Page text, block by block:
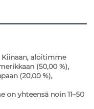
aloitimme
(50,00 %),
(20,00 %),
on yhteensä noin 11–50